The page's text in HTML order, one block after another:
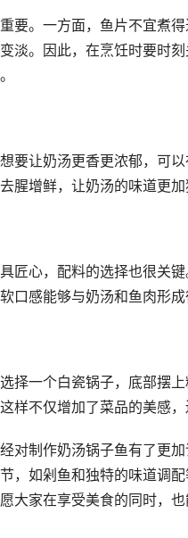
要。一方面，鱼片不宜煮
淡。因此，在烹饪时要时
要让奶汤更香更浓郁，可
腥增鲜，让奶汤的味道更加
匠心，配料的选择也很关
口感能够与奶汤和鱼肉形
择一个白瓷锅子，底部摆
样不仅增加了菜品的美感
对制作奶汤锅子鱼有了更
，如剁鱼和独特的味道调
大家在享受美食的同时，也